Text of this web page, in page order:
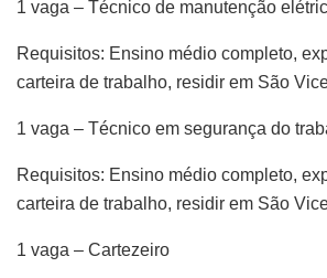
1 vaga – Técnico de manutenção
Requisitos: Ensino médio completo,
carteira de trabalho, residir em São
1 vaga – Técnico em segurança do
Requisitos: Ensino médio completo,
carteira de trabalho, residir em São
1 vaga – Cartezeiro